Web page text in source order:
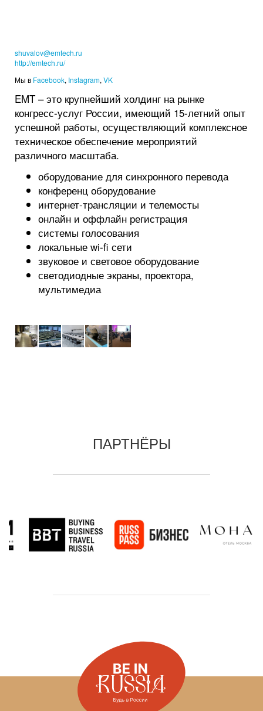
shuvalov@emtech.ru
http://emtech.ru/
Мы в Facebook, Instagram, VK
EMT – это крупнейший холдинг на рынке
конгресс-услуг России, имеющий 15-летний опыт
успешной работы, осуществляющий комплексное
техническое обеспечение мероприятий
различного масштаба.
оборудование для синхронного перевода
конференц оборудование
интернет-трансляции и телемосты
онлайн и оффлайн регистрация
системы голосования
локальные wi-fi сети
звуковое и световое оборудование
светодиодные экраны, проектора,
мультимедиа
ПАРТНЁРЫ